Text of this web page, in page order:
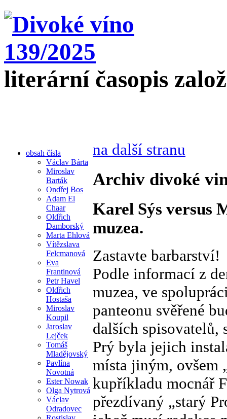
literární časopis
obsah čísla
Václav Bárta
Miroslav
Barták
Ondřej Bos
Adam El
Chaar
Oldřich
Damborský
Marta Ehlová
Vítězslava
Felcmanová
Eva
Frantinová
Petr Havel
Oldřich
Hostaša
Miroslav
Koupil
Jaroslav
Lejček
Tomáš
Mladějovský
Pavlína
Novotná
Ester Nowak
Olga Nytrová
Václav
Odradovec
na další stranu
Archiv divoké
Karel Sýs versus
muzea.
Zastavte barbarství!
Podle informací z
muzea, ve
panteonu svěřené
dalších spisovatelů,
Prý byla jejich
místa jiným, ovšem
kupříkladu mocnář
přezdívaný „starý